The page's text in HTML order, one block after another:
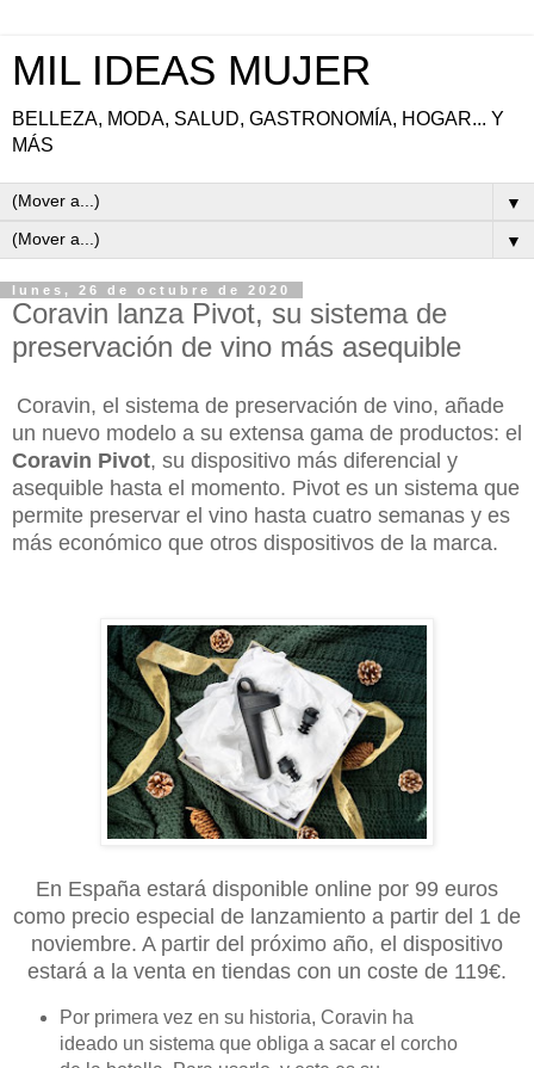
MIL IDEAS MUJER
BELLEZA, MODA, SALUD, GASTRONOMÍA, HOGAR... Y
MÁS
▼
▼
lunes, 26 de octubre de 2020
Coravin lanza Pivot, su sistema de
preservación de vino más asequible
Coravin, el sistema de preservación de vino, añade
un nuevo modelo a su extensa gama de productos: el
Coravin Pivot, su dispositivo más diferencial y
asequible hasta el momento. Pivot es un sistema que
permite preservar el vino hasta cuatro semanas y es
más económico que otros dispositivos de la marca.
En España estará disponible online por 99 euros
como precio especial de lanzamiento a partir del 1 de
noviembre. A partir del próximo año, el dispositivo
estará a la venta en tiendas con un coste de 119€.
Por primera vez en su historia, Coravin ha
ideado un sistema que obliga a sacar el corcho